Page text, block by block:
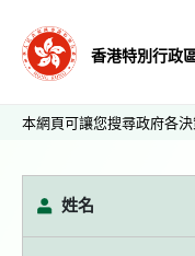
香港特別行政
本網頁可讓您搜尋政府各
姓名